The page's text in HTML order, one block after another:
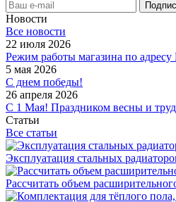
Новости
Все новости
22 июля 2026
Режим работы магазина по
5 мая 2026
С днем победы!
26 апреля 2026
С 1 Мая! Праздником весны и
Статьи
Все статьи
Эксплуатация стальных
Рассчитать объем